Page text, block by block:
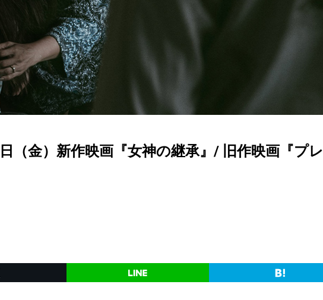
金）新作映画『女神の継承』/ 旧作映画『プレ